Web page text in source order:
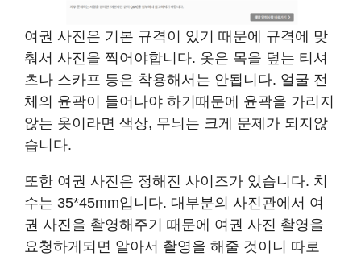
여권 사진은 기본 규격이 있기 때문에 규격에 맞
춰서 사진을 찍어야합니다. 옷은 목을 덮는 티셔
츠나 스카프 등은 착용해서는 안됩니다. 얼굴 전
체의 윤곽이 들어나야 하기때문에 윤곽을 가리지
않는 옷이라면 색상, 무늬는 크게 문제가 되지않
습니다.
또한 여권 사진은 정해진 사이즈가 있습니다. 치
수는 35*45mm입니다. 대부분의 사진관에서 여
권 사진을 촬영해주기 때문에 여권 사진 촬영을
요청하게되면 알아서 촬영을 해줄 것이니 따로